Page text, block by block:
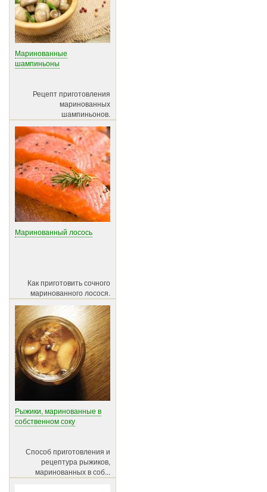
Маринованные
шампиньоны
Рецепт приготовления
маринованных
шампиньонов.
Маринованный лосось
Как приготовить сочного
маринованного лосося.
Рыжики, маринованные в
собственном соку
Способ приготовления и
рецептура рыжиков,
маринованных в соб...